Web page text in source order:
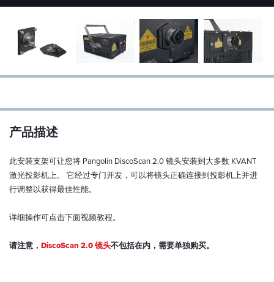
产品描述
此安装支架可让您将 Pangolin DiscoScan 2.0 镜头安装到大多数 KVANT
激光投影机上。 它经过专门开发，可以将镜头正确连接到投影机上并进
行调整以获得最佳性能。
详细操作可点击下面视频教程。
请注意， DiscoScan 2.0 镜头不包括在内，需要单独购买。